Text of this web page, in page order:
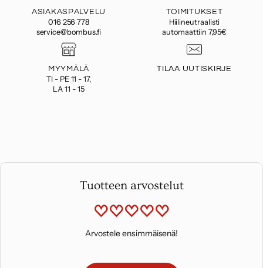
ASIAKASPALVELU
016 256 778
service@bombus.fi
TOIMITUKSET
Hiilineutraalisti
automaattiin 7,95€
MYYMÄLÄ
TI - PE 11 - 17,
LA 11 - 15
TILAA UUTISKIRJE
Tuotteen arvostelut
Arvostele ensimmäisenä!